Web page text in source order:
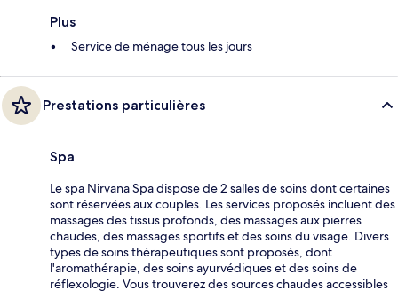
Plus
Service de ménage tous les jours
Prestations particulières
Spa
Le spa Nirvana Spa dispose de 2 salles de soins dont certaines
sont réservées aux couples. Les services proposés incluent des
massages des tissus profonds, des massages aux pierres
chaudes, des massages sportifs et des soins du visage. Divers
types de soins thérapeutiques sont proposés, dont
l'aromathérapie, des soins ayurvédiques et des soins de
réflexologie. Vous trouverez des sources chaudes accessibles